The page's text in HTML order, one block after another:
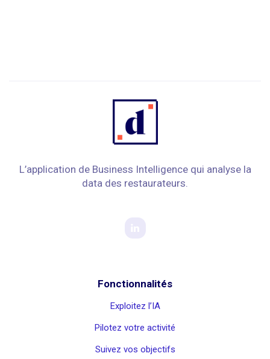
L’application de Business Intelligence qui analyse la
data des restaurateurs.
Fonctionnalités
Exploitez l’IA
Pilotez votre activité
Suivez vos objectifs